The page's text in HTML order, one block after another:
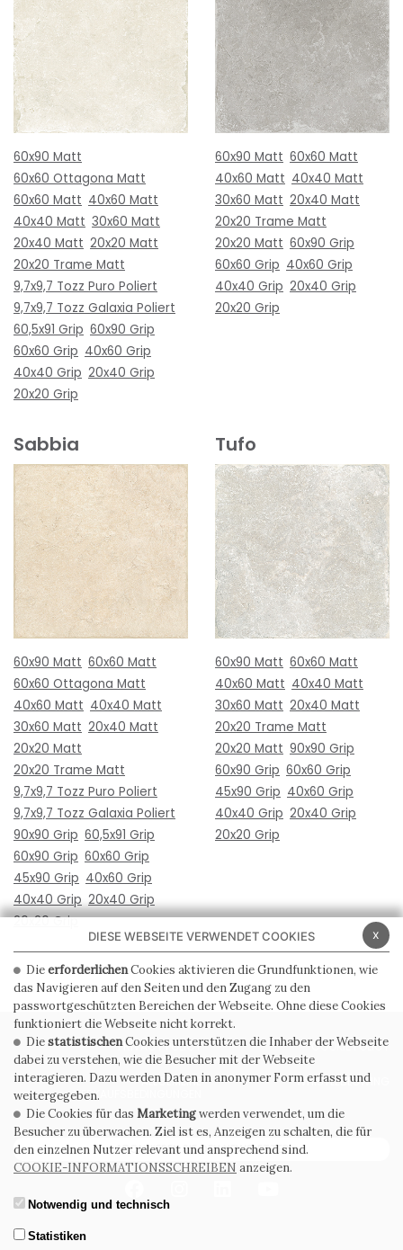
60x90 Matt
60x60 Ottagona Matt
60x60 Matt 40x60 Matt
40x40 Matt 30x60 Matt
20x40 Matt 20x20 Matt
20x20 Trame Matt
9,7x9,7 Tozz Puro Poliert
9,7x9,7 Tozz Galaxia Poliert
60,5x91 Grip 60x90 Grip
60x60 Grip 40x60 Grip
40x40 Grip 20x40 Grip
20x20 Grip
60x90 Matt 60x60 Matt
40x60 Matt 40x40 Matt
30x60 Matt 20x40 Matt
20x20 Trame Matt
20x20 Matt 60x90 Grip
60x60 Grip 40x60 Grip
40x40 Grip 20x40 Grip
20x20 Grip
Sabbia
60x90 Matt 60x60 Matt
60x60 Ottagona Matt
40x60 Matt 40x40 Matt
30x60 Matt 20x40 Matt
20x20 Matt
20x20 Trame Matt
9,7x9,7 Tozz Puro Poliert
9,7x9,7 Tozz Galaxia Poliert
90x90 Grip 60,5x91 Grip
60x90 Grip 60x60 Grip
45x90 Grip 40x60 Grip
40x40 Grip 20x40 Grip
20x20 Grip
Tufo
60x90 Matt 60x60 Matt
40x60 Matt 40x40 Matt
30x60 Matt 20x40 Matt
20x20 Trame Matt
20x20 Matt 90x90 Grip
60x90 Grip 60x60 Grip
45x90 Grip 40x60 Grip
40x40 Grip 20x40 Grip
20x20 Grip
PRIVACY POLICY COOKIE POLICY
ALLGEMEINE
VERKAUFSBEDINGUNGEN
WHISTLEBLOWING
ABONNIEREN SIE DEN NEWSLETTER
x
DIESE WEBSEITE VERWENDET COOKIES
DieerforderlichenCookies aktivieren die Grundfunktionen, wie
das Navigieren auf den Seiten und den Zugang zu den
passwortgeschützten Bereichen der Webseite. Ohne diese Cookies
funktioniert die Webseite nicht korrekt.
DiestatistischenCookies unterstützen die Inhaber der Webseite
dabei zu verstehen, wie die Besucher mit der Webseite
interagieren. Dazu werden Daten in anonymer Form erfasst und
weitergegeben.
Die Cookies für das Marketingwerden verwendet, um die
Besucher zu überwachen. Ziel ist es, Anzeigen zu schalten, die für
den einzelnen Nutzer relevant und ansprechend sind.
COOKIE-INFORMATIONSSCHREIBEN anzeigen.
Notwendig und technisch
Statistiken